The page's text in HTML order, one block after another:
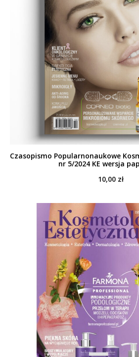
Czasopismo Popularnonaukowe
nr 5/2024 KE wersja
10,00 zł